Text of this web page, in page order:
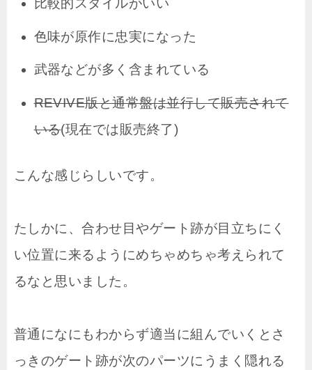
比較的スタイルがいい
色味が原作に忠実になった
武器などが多く含まれている
REVIVE版と通常盤は並行して販売されて
いる(現在では販売終了)
こんな感じらしいです。
たしかに、合わせ目やゲート跡が目立ちにく
い位置に来るようにめちゃめちゃ考えられて
るなと思いました。
普通になにもわからず適当に組んでいくとさ
っきのゲート跡が次のパーツにうまく隠れる